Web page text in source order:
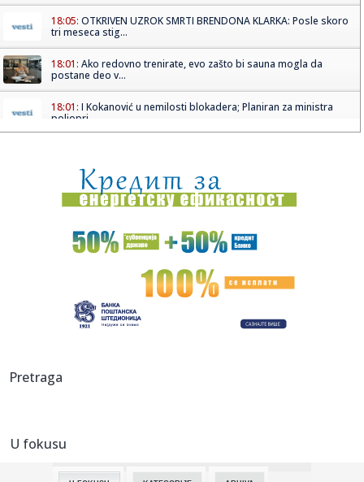
18:05: OTKRIVEN UZROK SMRTI BRENDONA KLARKA: Posle skoro
tri meseca stig...
18:01: Ako redovno trenirate, evo zašto bi sauna mogla da
postane deo v...
18:01: I Kokanović u nemilosti blokadera; Planiran za ministra
poljopri...
17:59:Evakuisano 20.000 ljudi zbog šumskog požara
17:51:Nova medalja za Srbiju
Iran se povukao?
17:45:Steve Hackett i Steve Rothery objavili video za „Red Dragon“
odgovorio da se...
17:42:
Pretraga
U fokusu